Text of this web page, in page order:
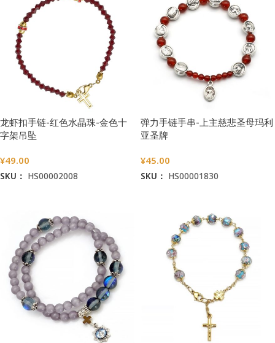
龙虾扣手链-红色水晶珠-金色十
字架吊坠
¥49.00
SKU： HS00002008
弹力手链手串-上主慈悲圣母玛利
亚圣牌
¥45.00
SKU： HS00001830